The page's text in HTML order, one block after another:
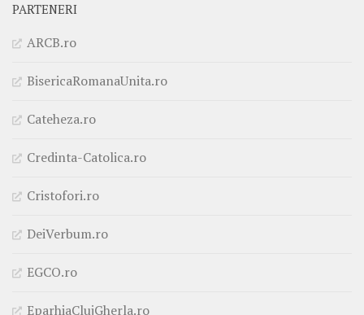
PARTENERI
ARCB.ro
BisericaRomanaUnita.ro
Cateheza.ro
Credinta-Catolica.ro
Cristofori.ro
DeiVerbum.ro
EGCO.ro
EparhiaClujGherla.ro